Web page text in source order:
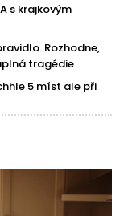
s krajkovým
Rozhodne,
tragédie
5 míst ale při